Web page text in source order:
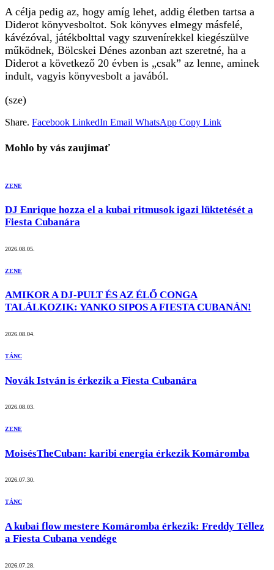
A célja pedig az, hogy amíg lehet, addig életben tartsa a
Diderot könyvesboltot. Sok könyves elmegy másfelé,
kávézóval, játékbolttal vagy szuvenírekkel kiegészülve
működnek, Bölcskei Dénes azonban azt szeretné, ha a
Diderot a következő 20 évben is „csak” az lenne, aminek
indult, vagyis könyvesbolt a javából.
(sze)
Share. Facebook LinkedIn Email WhatsApp Copy Link
Mohlo by vás zaujimať
ZENE
DJ Enrique hozza el a kubai ritmusok igazi lüktetését a
Fiesta Cubanára
2026.08.05.
ZENE
AMIKOR A DJ-PULT ÉS AZ ÉLŐ CONGA
TALÁLKOZIK: YANKO SIPOS A FIESTA CUBANÁN!
2026.08.04.
TÁNC
Novák István is érkezik a Fiesta Cubanára
2026.08.03.
ZENE
MoisésTheCuban: karibi energia érkezik Komáromba
2026.07.30.
TÁNC
A kubai flow mestere Komáromba érkezik: Freddy Téllez
a Fiesta Cubana vendége
2026.07.28.